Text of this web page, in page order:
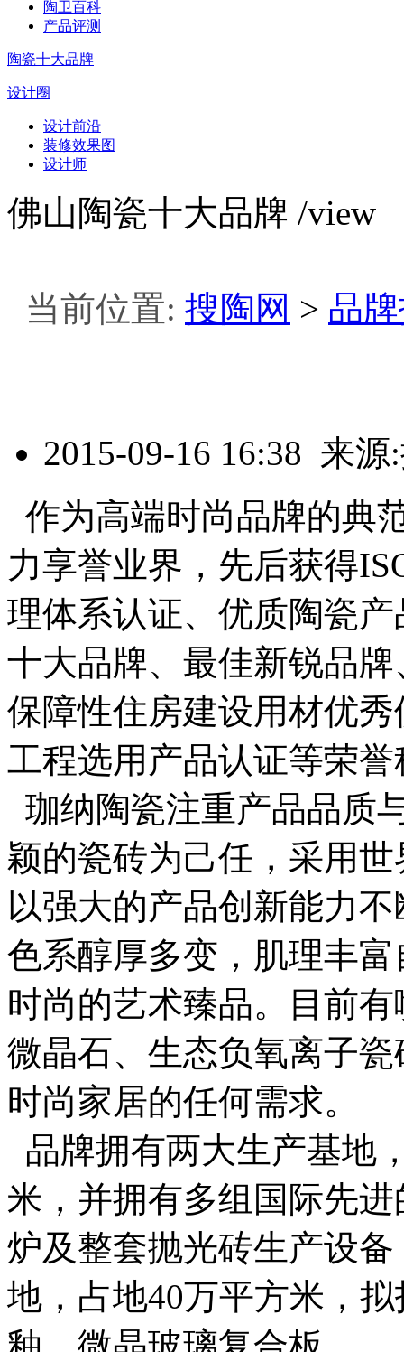
陶卫百科
产品评测
陶瓷十大品牌
设计圈
设计前沿
装修效果图
设计师
佛山陶瓷十大品牌 /view
当前位置: 搜陶网 > 品
2015-09-16 16:38 来
作为高端时尚品牌的典
力享誉业界，先后获得
理体系认证、优质陶瓷
十大品牌、最佳新锐品
保障性住房建设用材优
工程选用产品认证等荣誉
珈纳陶瓷注重产品品质
颖的瓷砖为己任，采用
以强大的产品创新能力
色系醇厚多变，肌理丰
时尚的艺术臻品。目前
微晶石、生态负氧离子
时尚家居的任何需求。
品牌拥有两大生产基地
米，并拥有多组国际先
炉及整套抛光砖生产设
地，占地40万平方米，